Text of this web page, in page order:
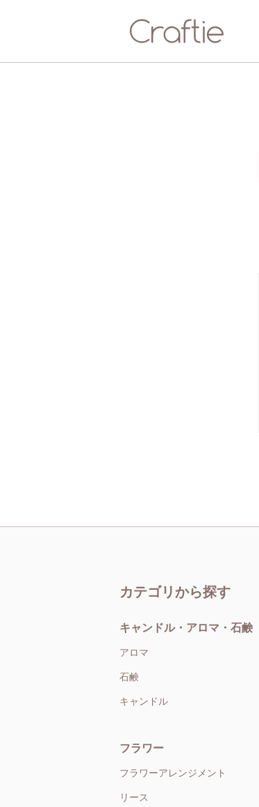
カテゴリから探す
キャンドル・アロマ・石鹸
アロマ
石鹸
キャンドル
フラワー
フラワーアレンジメント
リース